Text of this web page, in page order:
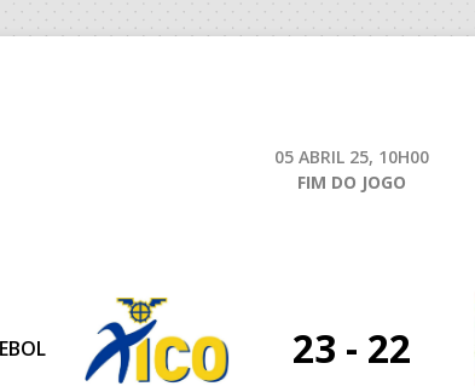
05 ABRIL 25, 10H00
FIM DO JOGO
23 - 22